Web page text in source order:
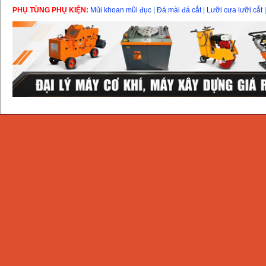
PHỤ TÙNG PHỤ KIỆN: Mũi khoan mũi đục Đá mài đá cắt| Lưỡi cưa lưỡi cắt